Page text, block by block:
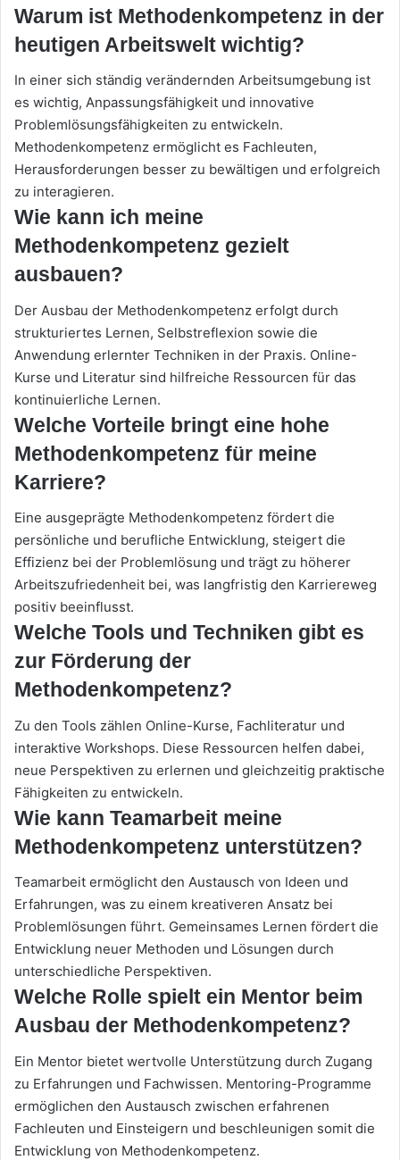
Warum ist Methodenkompetenz in der
heutigen Arbeitswelt wichtig?
In einer sich ständig verändernden Arbeitsumgebung ist
es wichtig, Anpassungsfähigkeit und innovative
Problemlösungsfähigkeiten zu entwickeln.
Methodenkompetenz ermöglicht es Fachleuten,
Herausforderungen besser zu bewältigen und erfolgreich
zu interagieren.
Wie kann ich meine
Methodenkompetenz gezielt
ausbauen?
Der Ausbau der Methodenkompetenz erfolgt durch
strukturiertes Lernen, Selbstreflexion sowie die
Anwendung erlernter Techniken in der Praxis. Online-
Kurse und Literatur sind hilfreiche Ressourcen für das
kontinuierliche Lernen.
Welche Vorteile bringt eine hohe
Methodenkompetenz für meine
Karriere?
Eine ausgeprägte Methodenkompetenz fördert die
persönliche und berufliche Entwicklung, steigert die
Effizienz bei der Problemlösung und trägt zu höherer
Arbeitszufriedenheit bei, was langfristig den Karriereweg
positiv beeinflusst.
Welche Tools und Techniken gibt es
zur Förderung der
Methodenkompetenz?
Zu den Tools zählen Online-Kurse, Fachliteratur und
interaktive Workshops. Diese Ressourcen helfen dabei,
neue Perspektiven zu erlernen und gleichzeitig praktische
Fähigkeiten zu entwickeln.
Wie kann Teamarbeit meine
Methodenkompetenz unterstützen?
Teamarbeit ermöglicht den Austausch von Ideen und
Erfahrungen, was zu einem kreativeren Ansatz bei
Problemlösungen führt. Gemeinsames Lernen fördert die
Entwicklung neuer Methoden und Lösungen durch
unterschiedliche Perspektiven.
Welche Rolle spielt ein Mentor beim
Ausbau der Methodenkompetenz?
Ein Mentor bietet wertvolle Unterstützung durch Zugang
zu Erfahrungen und Fachwissen. Mentoring-Programme
ermöglichen den Austausch zwischen erfahrenen
Fachleuten und Einsteigern und beschleunigen somit die
Entwicklung von Methodenkompetenz.